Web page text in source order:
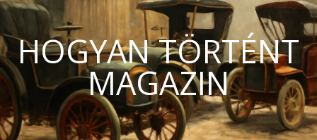
HOGYAN TÖRTÉNT
MAGAZIN